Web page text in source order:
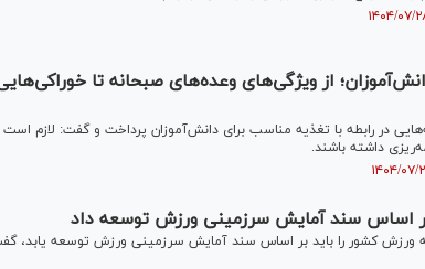
از ویژگی‌های وعده‌های صبحانه تا
در رابطه با تغذیه مناسب برای دانش‌آموزان پرداخت و گفت: لازم است
داشته باشند.
اساس سند آمایش سرزمینی ورزش توسعه داد
ورزش کشور را باید بر اساس سند آمایش سرزمینی ورزش توسعه یابد،